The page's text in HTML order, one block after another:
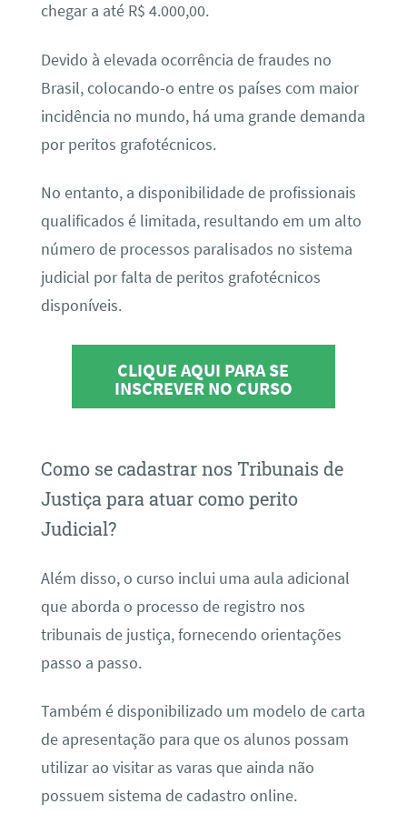
chegar a até R$ 4.000,00.
Devido à elevada ocorrência de fraudes no
Brasil, colocando-o entre os países com maior
incidência no mundo, há uma grande demanda
por peritos grafotécnicos.
No entanto, a disponibilidade de profissionais
qualificados é limitada, resultando em um alto
número de processos paralisados no sistema
judicial por falta de peritos grafotécnicos
disponíveis.
CLIQUE AQUI PARA SE
INSCREVER NO CURSO
Como se cadastrar nos Tribunais de
Justiça para atuar como perito
Judicial?
Além disso, o curso inclui uma aula adicional
que aborda o processo de registro nos
tribunais de justiça, fornecendo orientações
passo a passo.
Também é disponibilizado um modelo de carta
de apresentação para que os alunos possam
utilizar ao visitar as varas que ainda não
possuem sistema de cadastro online.